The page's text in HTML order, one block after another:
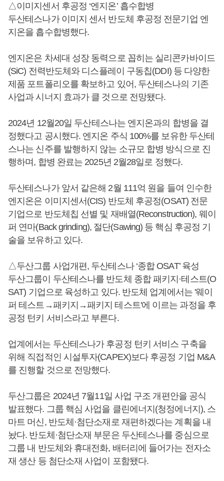
△이미지센서 후공정 ‘엔지온’ 흡수합병
두산테스나가 이미지 센서 반도체 후공정 전문기업 엔
지온을 흡수합병했다.
엔지온은 차세대 성장 동력으로 꼽히는 실리콘카바이드
(SiC) 전력반도체와 디스플레이 구동칩(DDI) 등 다양한
제품 포트폴리오를 확보하고 있어, 두산테스나의 기존
사업과 시너지 효과가 클 것으로 전망됐다.
2024년 12월20일 두산테스나는 엔지온과의 합병을 결
정했다고 공시했다. 엔지온 주식 100%를 보유한 두산테
스나는 신주를 발행하지 않는 소규모 합병 방식으로 진
행하며, 합병 완료는 2025년 2월28일로 정했다.
두산테스나가 앞서 같은해 2월 111억 원을 들여 인수한
엔지온은 이미지센서(CIS) 반도체 후공정(OSAT) 전문
기업으로 반도체칩 선별 및 재배열(Reconstruction), 웨이
퍼 연마(Back grinding), 절단(Sawing) 등 핵심 후공정 기
술을 보유하고 있다.
△두산그룹 사업개편, 두산테스나 ‘종합 OSAT’ 육성
두산그룹이 두산테스나를 반도체 종합 패키지·테스트(O
SAT) 기업으로 육성하고 있다. 반도체 업계에서는 '웨이
퍼 테스트→패키지→패키지 테스트'에 이르는 과정을 후
공정 턴키 서비스라고 부른다.
업계에서는 두산테스나가 후공정 턴키 서비스 구축을
위해 직접적인 시설투자(CAPEX)보다 후공정 기업 M&A
를 진행할 것으로 전망했다.
두산그룹은 2024년 7월11일 사업 구조 개편안을 공식
발표했다. 그룹 핵심 사업을 클린에너지(청정에너지), 스
마트 머신, 반도체·첨단소재로 재편하겠다는 계획을 내
놨다. 반도체·첨단소재 부문은 두산테스나를 중심으로
그룹 내 반도체와 휴대전화, 배터리에 들어가는 전자소
재 생산 등 첨단소재 사업이 포함됐다.